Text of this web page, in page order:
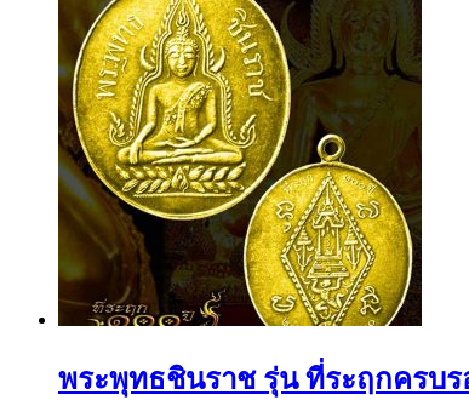
พระพุทธชินราช รุ่น ที่ระฤกครบร